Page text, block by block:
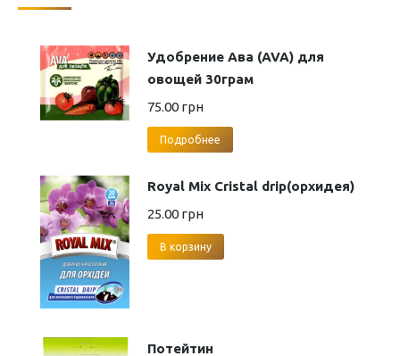
Удобрение Ава (AVA) для
овощей 30грам
75.00 грн
Подробнее
Royal Mix Cristal drip(орхидея)
25.00 грн
В корзину
Потейтин